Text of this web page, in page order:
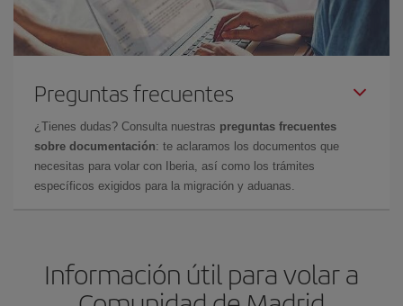
Preguntas frecuentes
¿Tienes dudas? Consulta nuestras preguntas frecuentes
sobre documentación: te aclaramos los documentos que
necesitas para volar con Iberia, así como los trámites
específicos exigidos para la migración y aduanas.
Información útil para volar a